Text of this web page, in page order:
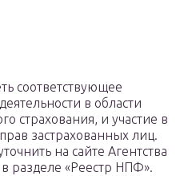
соответствующее
в области
страхования, и участие в
застрахованных лиц.
на сайте Агентства
разделе «Реестр НПФ».